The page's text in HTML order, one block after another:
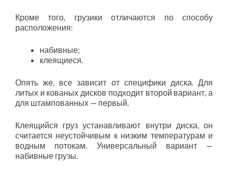
Кроме того, грузики отличаются по способу
расположения:
набивные;
клеящиеся.
Опять же, все зависит от специфики диска. Для
литых и кованых дисков подходит второй вариант, а
для штампованных — первый.
Клеящийся груз устанавливают внутри диска, он
считается неустойчивым к низким температурам и
водным потокам. Универсальный вариант —
набивные грузы.